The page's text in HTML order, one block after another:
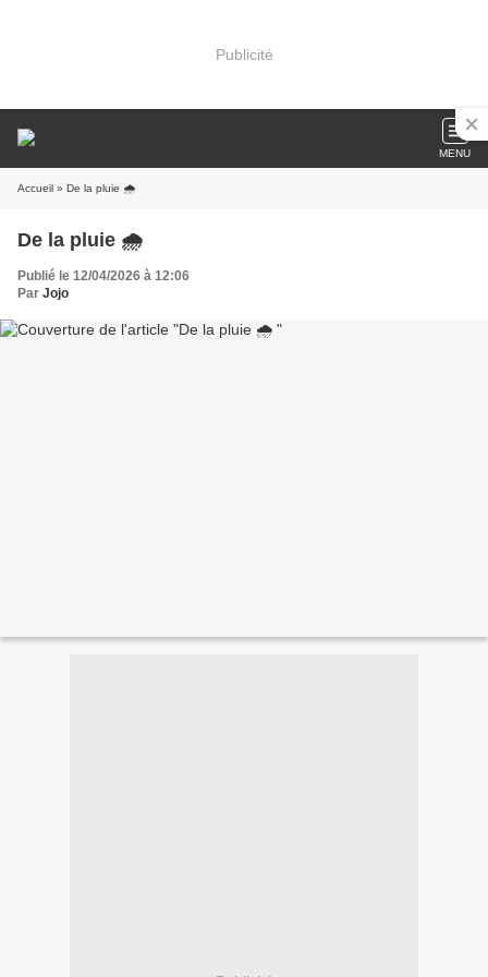
Publicité
MENU
Accueil » De la pluie 🌧️
De la pluie 🌧️
Publié le 12/04/2026 à 12:06
Par Jojo